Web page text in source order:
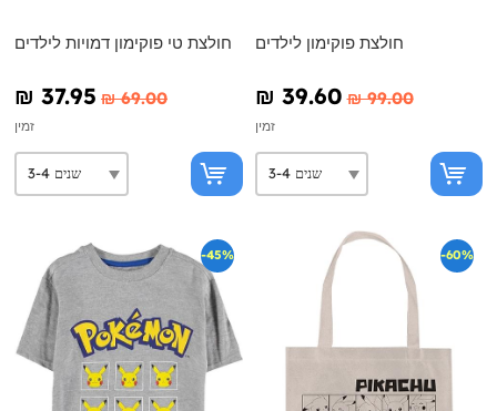
חולצת טי פוקימון דמויות לילדים
₪‎ 37.95 ₪‎ 69.00
זמין
חולצת פוקימון לילדים
₪‎ 39.60 ₪‎ 99.00
זמין
-45% -60%